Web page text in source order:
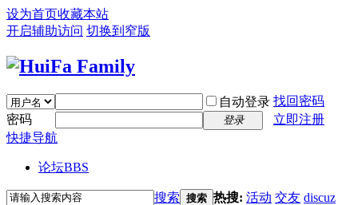
设为首页收藏本站
开启辅助访问 切换到窄版
自动登录 找回密码
密码
登录
立即注册
快捷导航
论坛BBS
搜索 搜索 热搜: 活动 交友 discuz